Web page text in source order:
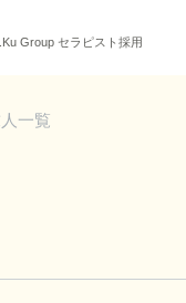
Group セラピスト採用
一覧